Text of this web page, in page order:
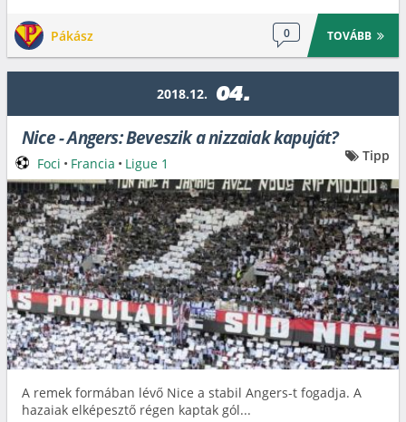
Pákász 0 TOVÁBB
2018.12. 04.
Nice - Angers: Beveszik a nizzaiak kapuját?
A remek formában lévő Nice a stabil Angers-t fogadja. A
hazaiak elképesztő régen kaptak gól...
Foci • Francia • Ligue 1 Tipp